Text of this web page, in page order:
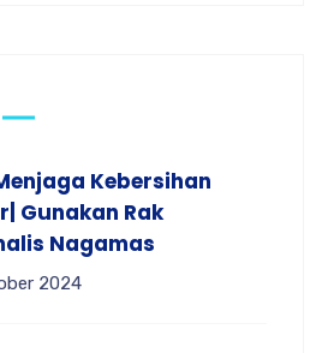
Kebersihan
Gunakan Rak
Nagamas
2024